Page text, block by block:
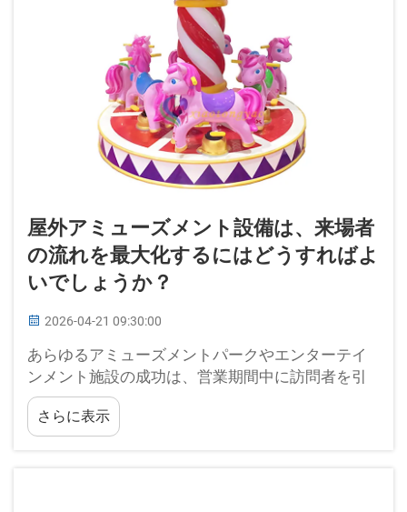
屋外アミューズメント設備は、来場者
の流れを最大化するにはどうすればよ
いでしょうか？
2026-04-21 09:30:00
あらゆるアミューズメントパークやエンターテイ
ンメント施設の成功は、営業期間中に訪問者を引
きつけ、安定した来場者数を維持する能力に大き
く依存しています。現代の屋外用アミューズメン
ト設備は、忘れがたい体験を創出する上で極めて
さらに表示